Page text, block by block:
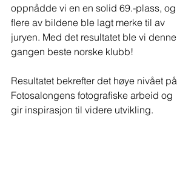
oppnådde vi en en solid 69.-plass, og
flere av bildene ble lagt merke til av
juryen. Med det resultatet ble vi denne
gangen beste norske klubb!
Resultatet bekrefter det høye nivået på
Fotosalongens fotografiske arbeid og
gir inspirasjon til videre utvikling.